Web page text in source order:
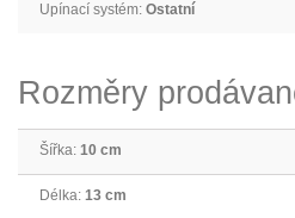
Upínací systém: Ostatní
Rozměry
Šířka: 10 cm
Délka: 13 cm